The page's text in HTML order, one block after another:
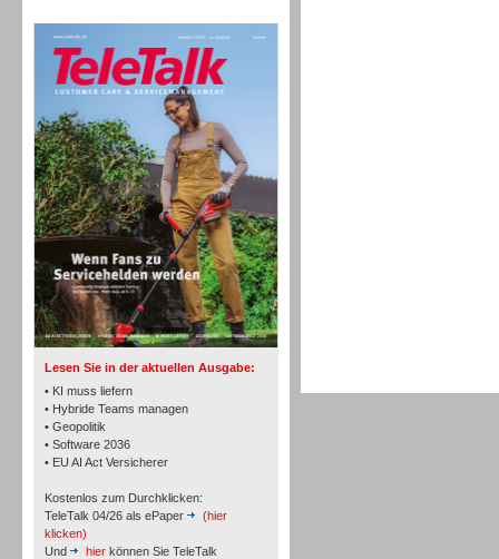
Lesen Sie in der aktuellen Ausgabe:
• KI muss liefern
• Hybride Teams managen
• Geopolitik
• Software 2036
• EU AI Act Versicherer
Kostenlos zum Durchklicken:
TeleTalk 04/26 als ePaper
(hier
klicken)
Und
hier können Sie TeleTalk
TK- und ACD-Systeme
Workforce-Management